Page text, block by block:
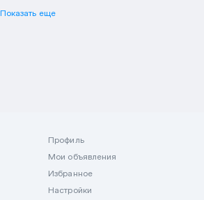
Показать еще
Профиль
Мои объявления
Избранное
Настройки